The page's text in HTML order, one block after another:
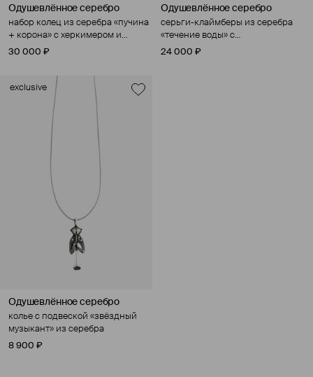
Одушевлённое серебро
набор колец из серебра «пучина
+ корона» с херкимером и
культивированным жемчугом
30 000 ₽
Одушевлённое серебро
серьги-клаймберы из серебра
«течение воды» с
культивированным жемчугом
24 000 ₽
exclusive
Одушевлённое серебро
колье с подвеской «звёздный
музыкант» из серебра
8 900 ₽